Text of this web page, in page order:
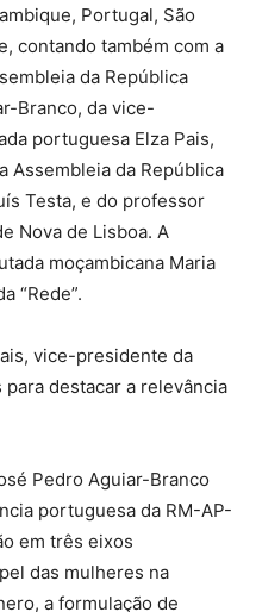
Portugal, São
contando também com a
da República
Branco, da vice-
portuguesa Elza Pais,
Assembleia da República
Testa, e do professor
Nova de Lisboa. A
moçambicana Maria
“Rede”.
vice-presidente da
destacar a relevância
Pedro Aguiar-Branco
portuguesa da RM-AP-
em três eixos
das mulheres na
a formulação de